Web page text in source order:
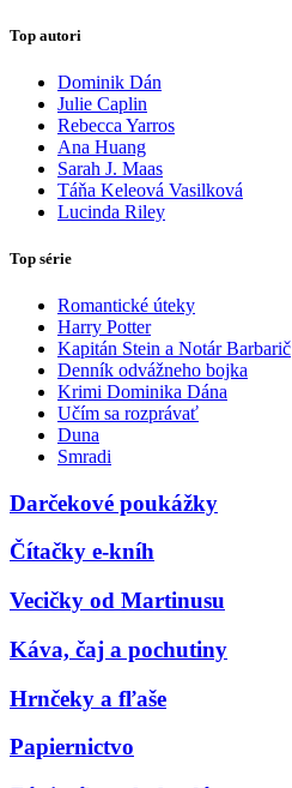
Top autori
Dominik Dán
Julie Caplin
Rebecca Yarros
Ana Huang
Sarah J. Maas
Táňa Keleová Vasilková
Lucinda Riley
Top série
Romantické úteky
Harry Potter
Kapitán Stein a Notár Barbarič
Denník odvážneho bojka
Krimi Dominika Dána
Učím sa rozprávať
Duna
Smradi
Darčekové poukážky
Čítačky e-kníh
Vecičky od Martinusu
Káva, čaj a pochutiny
Hrnčeky a fľaše
Papiernictvo